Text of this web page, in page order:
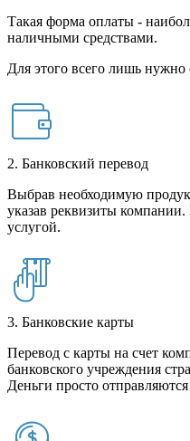
Такая форма оплаты -
наличными средствами.
Для этого всего лишь нужно
2. Банковский перевод
Выбрав необходимую
указав реквизиты
услугой.
3. Банковские карты
Перевод с карты на счет
банковского учреждения
Деньги просто